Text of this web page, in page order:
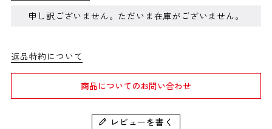
申し訳ございません。ただいま在庫がございません。
返品特約について
商品についてのお問い合わせ
レビューを書く